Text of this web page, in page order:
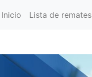
Inicio (actual)
Lista de remates